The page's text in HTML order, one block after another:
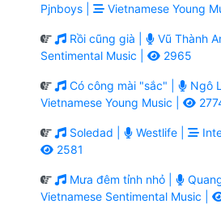
Pjnboys |
Vietnamese Young
Rồi cũng già | Vũ Thành
Sentimental Music |
2965
Có công mài "sắc" |
Ngô
Vietnamese Young Music |
Soledad | Westlife |
2581
Mưa đêm tỉnh nhỏ |
Vietnamese Sentimental Music |